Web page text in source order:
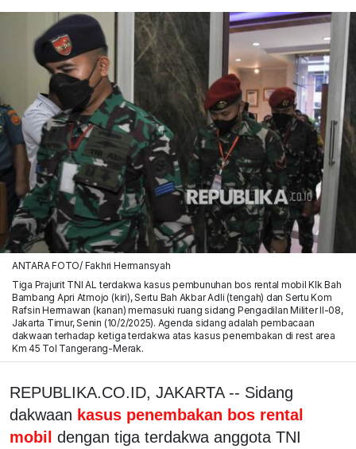
ANTARA FOTO/ Fakhri Hermansyah
Tiga Prajurit TNI AL terdakwa kasus pembunuhan bos rental mobil Klk Bah
Bambang Apri Atmojo (kiri), Sertu Bah Akbar Adli (tengah) dan Sertu Kom
Rafsin Hermawan (kanan) memasuki ruang sidang Pengadilan Militer II-08,
Jakarta Timur, Senin (10/2/2025). Agenda sidang adalah pembacaan
dakwaan terhadap ketiga terdakwa atas kasus penembakan di rest area
Km 45 Tol Tangerang-Merak.
REPUBLIKA.CO.ID, JAKARTA -- Sidang
dakwaan kasus penembakan bos rental
mobil dengan tiga terdakwa anggota TNI